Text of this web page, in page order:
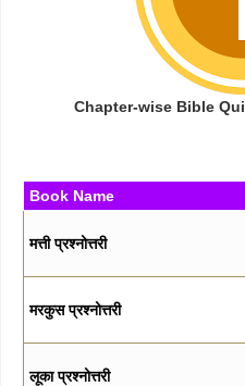
Chapter-wise Bible
Book Name
मत्ती प्रश्नोत्तरी
मरकुस प्रश्नोत्तरी
लूका प्रश्नोत्तरी